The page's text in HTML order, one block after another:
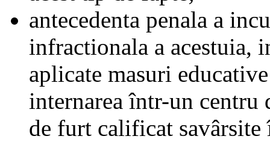
antecedenta penala a
infractionala a
aplicate masuri
internarea într-un centru
de furt calificat